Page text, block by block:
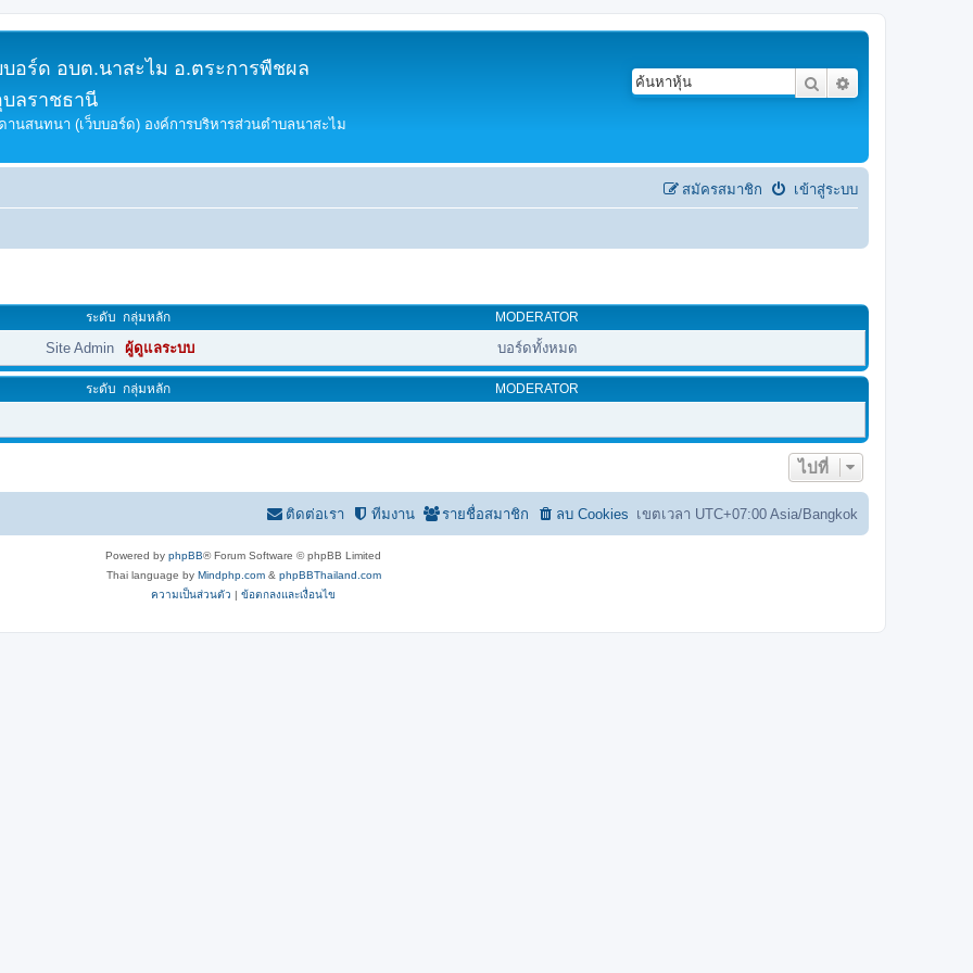
บอร์ด อบต.นาสะไม อ.ตระการพืชผล
บลราชธานี
านสนทนา (เว็บบอร์ด) องค์การบริหารส่วนตำบลนาสะไม
ค้นหา
เข้าสู่ระบบ
สมัครสมาชิก
ระดับ กลุ่มหลัก MODERATOR
Site Admin ผู้ดูแลระบบ บอร์ดทั้งหมด
ระดับ กลุ่มหลัก MODERATOR
ไปที่
เขตเวลา UTC+07:00 Asia/Bangkok
ลบ Cookies
รายชื่อสมาชิก
ทีมงาน
ติดต่อเรา
Powered by phpBB® Forum Software © phpBB Limited
Thai language by Mindphp.com& phpBBThailand.com
ความเป็นส่วนตัว | ข้อตกลงและเงื่อนไข